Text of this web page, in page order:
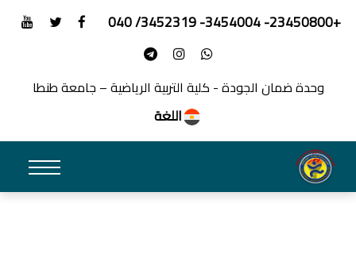
+23450800- 3454004- 3452319/ 040
وحدة ضمان الجودة - كلية التربية الرياضية – جامعة طنطا
اللغة